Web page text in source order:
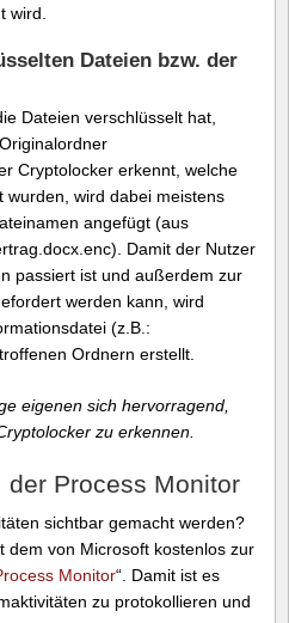
wird.
Dateien bzw. der
Dateien verschlüsselt hat,
Cryptolocker erkennt, welche
wurden, wird dabei meistens
angefügt (aus
Damit der Nutzer
passiert ist und außerdem zur
werden kann, wird
(z.B.:
Ordnern erstellt.
eigenen sich hervorragend,
zu erkennen.
der Process Monitor
sichtbar gemacht werden?
dem von Microsoft kostenlos zur
Monitor“. Damit ist es
zu protokollieren und